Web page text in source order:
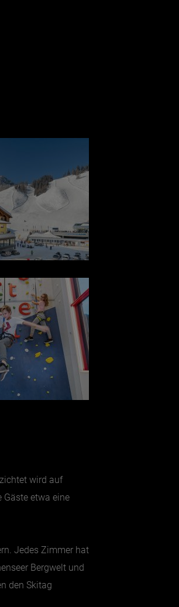
wird auf
Gäste etwa eine
Jedes Zimmer hat
Bergwelt und
den Skitag